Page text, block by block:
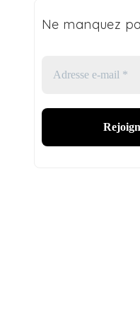
Ne manquez